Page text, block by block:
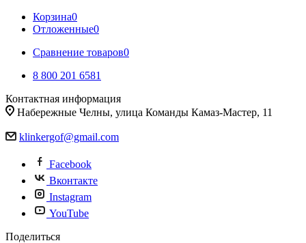
Корзина0
Отложенные0
Сравнение товаров0
8 800 201 6581
Контактная информация
Набережные Челны, улица Команды Камаз-Мастер, 11
klinkergof@gmail.com
Facebook
Вконтакте
Instagram
YouTube
Поделиться